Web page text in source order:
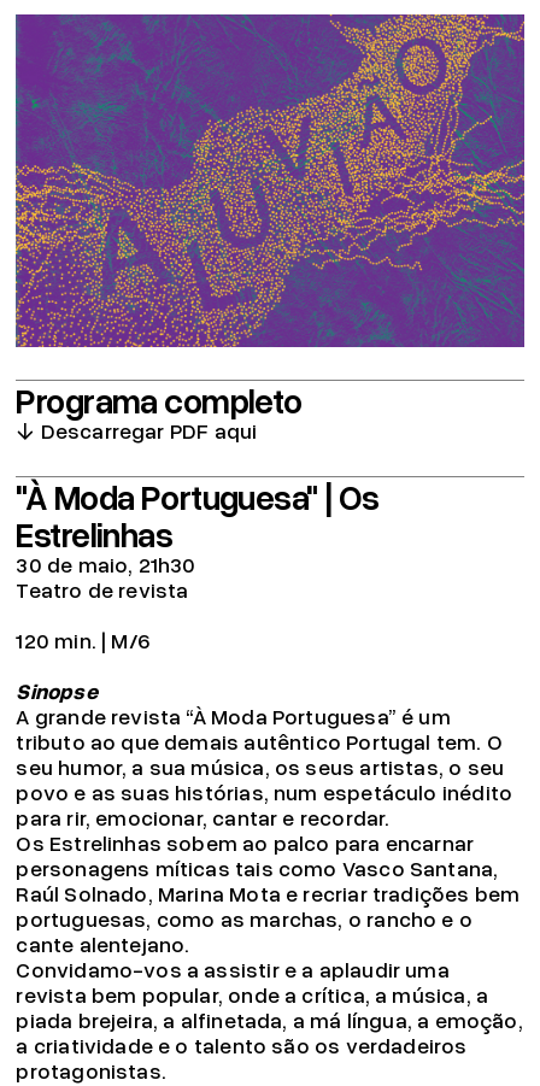
Programa completo
Descarregar PDF aqui
"À Moda Portuguesa" | Os
Estrelinhas
30 de maio, 21h30
Teatro de revista
120 min. | M/6
Sinopse
A grande revista “À Moda Portuguesa” é um
tributo ao que demais autêntico Portugal tem. O
seu humor, a sua música, os seus artistas, o seu
povo e as suas histórias, num espetáculo inédito
para rir, emocionar, cantar e recordar.
Os Estrelinhas sobem ao palco para encarnar
personagens míticas tais como Vasco Santana,
Raúl Solnado, Marina Mota e recriar tradições bem
portuguesas, como as marchas, o rancho e o
cante alentejano.
Convidamo-vos a assistir e a aplaudir uma
revista bem popular, onde a crítica, a música, a
piada brejeira, a alfinetada, a má língua, a emoção,
a criatividade e o talento são os verdadeiros
protagonistas.